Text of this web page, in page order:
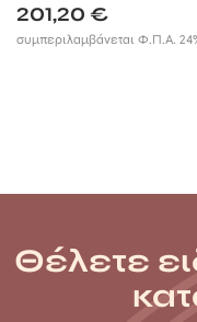
201,20 €
συμπεριλαμβάνεται Φ.Π.Α.
Θέλετε